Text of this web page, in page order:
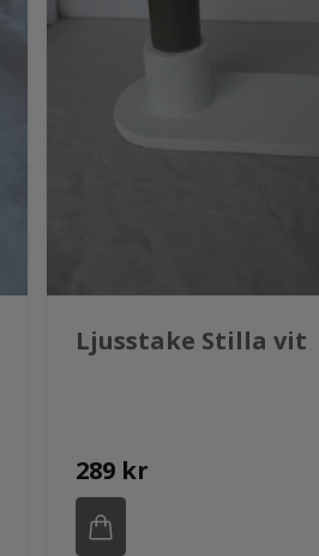
Ljusstake Stilla vit
289 kr